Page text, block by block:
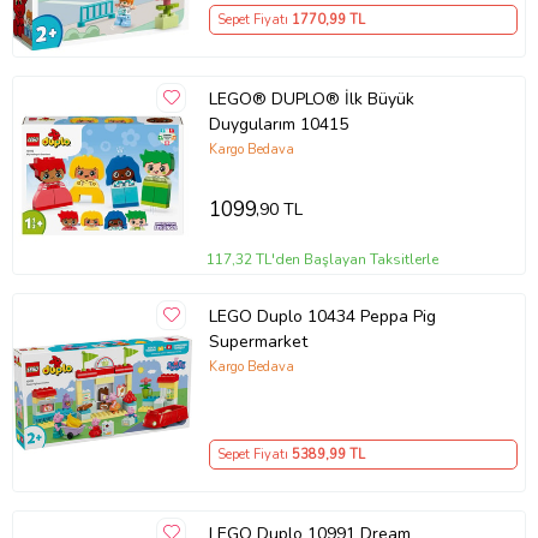
Oyun setine dayalı eğlenceli bir resimli hikaye, çocukları yaratıcı
model yapımı ve hayal gücüne dayalı oyunlarla tanıştırmanın harika
bir yoludur • Oyunla öğrenme – Tüm LEGO® DUPLO® setleri,
çekici hikayeler, göz alıcı renkler, çeşitli karakterler ve büyüleyici
detaylarla uzmanlarca tasarlanmıştır
Ürün Kodu:kcm99472962
Sepet Fiyatı 1770,99 TL
LEGO® DUPLO® İlk Büyük
Duygularım 10415
Kargo Bedava
1099,90 TL
117,32 TL'den Başlayan Taksitlerle
LEGO Duplo 10434 Peppa Pig
Supermarket
Kargo Bedava
Sepet Fiyatı 5389,99 TL